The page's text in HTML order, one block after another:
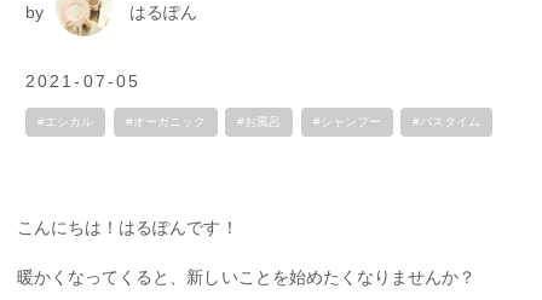
by はるぽん
2021-07-05
#エシカル #オーガニック #お風呂 #シャンプー #バスタイム
こんにちは！はるぽんです！
暖かくなってくると、新しいことを始めたくなりませんか？